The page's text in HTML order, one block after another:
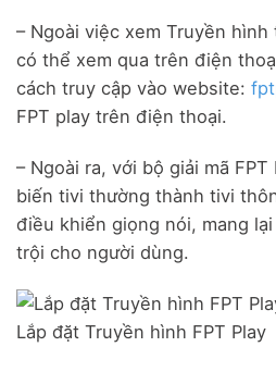
– Ngoài việc xem Truyền
có thể xem qua trên điện
cách truy cập vào website:
FPT play trên điện thoại.
– Ngoài ra, với bộ giải mã
biến tivi thường thành tivi
điều khiển giọng nói, mang
trội cho người dùng.
Lắp đặt Truyền hình FPT Play